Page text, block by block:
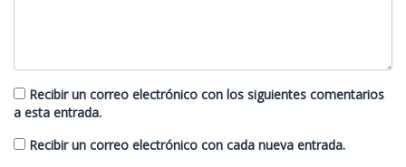
Recibir un correo electrónico con los siguientes comentarios
a esta entrada.
Recibir un correo electrónico con cada nueva entrada.